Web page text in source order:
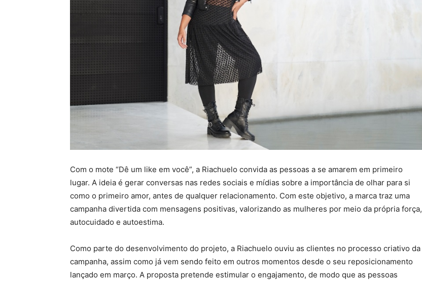
Com o mote “Dê um like em você”, a Riachuelo convida as pessoas a se amarem em primeiro
lugar. A ideia é gerar conversas nas redes sociais e mídias sobre a importância de olhar para si
como o primeiro amor, antes de qualquer relacionamento. Com este objetivo, a marca traz uma
campanha divertida com mensagens positivas, valorizando as mulheres por meio da própria força,
autocuidado e autoestima.
Como parte do desenvolvimento do projeto, a Riachuelo ouviu as clientes no processo criativo da
campanha, assim como já vem sendo feito em outros momentos desde o seu reposicionamento
lançado em março. A proposta pretende estimular o engajamento, de modo que as pessoas